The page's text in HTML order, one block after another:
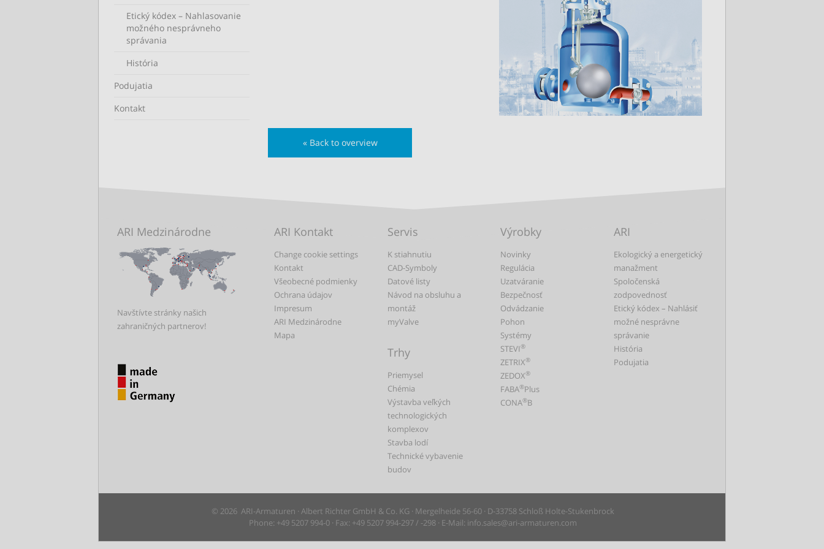
« Back to overview
Etický kódex – Nahlasovanie
možného nesprávneho
správania
História
Podujatia
Kontakt
ARI Medzinárodne
Navštívte stránky našich
zahraničných partnerov!
ARI Kontakt
Change cookie settings
Kontakt
Všeobecné podmienky
Ochrana údajov
Impresum
ARI Medzinárodne
Mapa
Servis
K stiahnutiu
CAD-Symboly
Datové listy
Návod na obsluhu a
montáž
myValve
Trhy
Priemysel
Chémia
Výstavba veľkých
technologických
komplexov
Stavba lodí
Technické vybavenie
budov
Výrobky
Novinky
Regulácia
Uzatváranie
Bezpečnosť
Odvádzanie
Pohon
Systémy
STEVI®
ZETRIX®
ZEDOX®
FABA®Plus
CONA®B
ARI
Ekologický a energetický
manažment
Spoločenská
zodpovednosť
Etický kódex – Nahlásiť
možné nesprávne
správanie
História
Podujatia
© 2026 ARI-Armaturen · Albert Richter GmbH & Co. KG · Mergelheide 56-60 · D-33758 Schloß Holte-Stukenbrock
Phone: +49 5207 994-0 · Fax: +49 5207 994-297 / -298 · E-Mail: info.sales@ari-armaturen.com